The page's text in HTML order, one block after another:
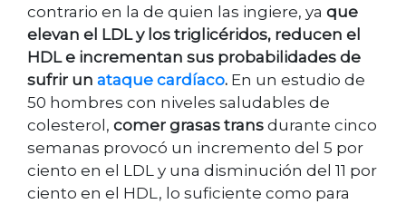
contrario en la de quien las ingiere, ya que
elevan el LDL y los triglicéridos, reducen el
HDL e incrementan sus probabilidades de
sufrir un ataque cardíaco. En un estudio de
50 hombres con niveles saludables de
colesterol, comer grasas trans durante cinco
semanas provocó un incremento del 5 por
ciento en el LDL y una disminución del 11 por
ciento en el HDL, lo suficiente como para